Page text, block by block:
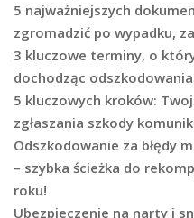
5 najważniejszych
zgromadzić po wypadku,
3 kluczowe terminy, o
dochodząc odszkodowania
5 kluczowych kroków:
zgłaszania szkody
Odszkodowanie za błędy
– szybka ścieżka do
roku!
Ubezpieczenie na narty i